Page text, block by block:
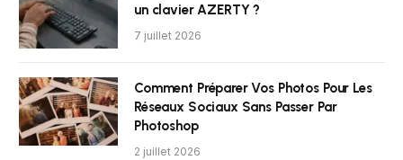
un clavier AZERTY ?
7 juillet 2026
Comment Préparer Vos Photos Pour Les
Réseaux Sociaux Sans Passer Par
Photoshop
2 juillet 2026